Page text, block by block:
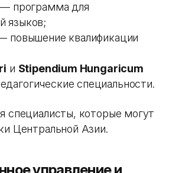
— программа для
языков;
повышение квалификации
и Stipendium Hungaricum
специальности.
специалисты, которые могут
Центральной Азии.